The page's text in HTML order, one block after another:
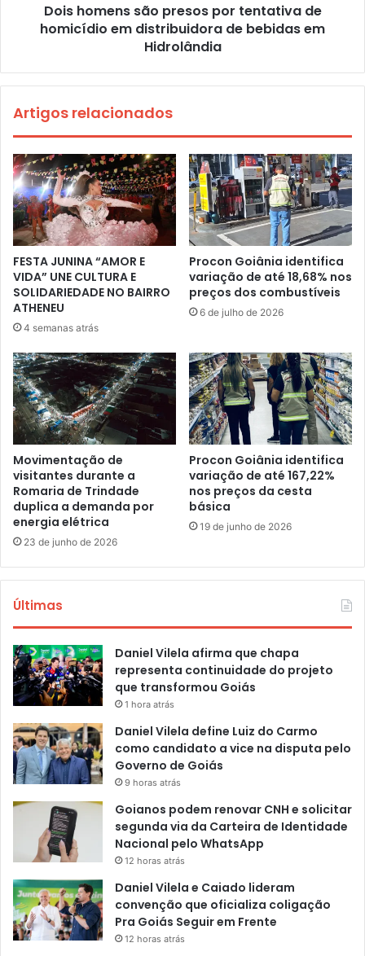
Dois homens são presos por tentativa de
homicídio em distribuidora de bebidas em
Hidrolândia
Artigos relacionados
FESTA JUNINA “AMOR E
VIDA” UNE CULTURA E
SOLIDARIEDADE NO BAIRRO
ATHENEU
4 semanas atrás
Procon Goiânia identifica
variação de até 18,68% nos
preços dos combustíveis
6 de julho de 2026
Movimentação de
visitantes durante a
Romaria de Trindade
duplica a demanda por
energia elétrica
23 de junho de 2026
Procon Goiânia identifica
variação de até 167,22%
nos preços da cesta
básica
19 de junho de 2026
Últimas
Daniel Vilela afirma que chapa
representa continuidade do projeto
que transformou Goiás
1 hora atrás
Daniel Vilela define Luiz do Carmo
como candidato a vice na disputa pelo
Governo de Goiás
9 horas atrás
Goianos podem renovar CNH e solicitar
segunda via da Carteira de Identidade
Nacional pelo WhatsApp
12 horas atrás
Daniel Vilela e Caiado lideram
convenção que oficializa coligação
Pra Goiás Seguir em Frente
12 horas atrás